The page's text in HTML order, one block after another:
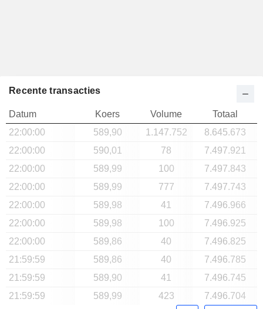
Recente transacties
Datum Koers Volume
Totaal
22:00:00
589,90 1.147.752
8.645.673
22:00:00
590,01 78
7.497.921
22:00:00
589,99 100
7.497.843
22:00:00
589,99 777
7.497.743
22:00:00
589,98 41
7.496.966
22:00:00
589,98 100
7.496.925
22:00:00
589,86 40
7.496.825
21:59:59
589,86 40
7.496.785
21:59:59
589,90 41
7.496.745
21:59:59
589,99 423
7.496.704